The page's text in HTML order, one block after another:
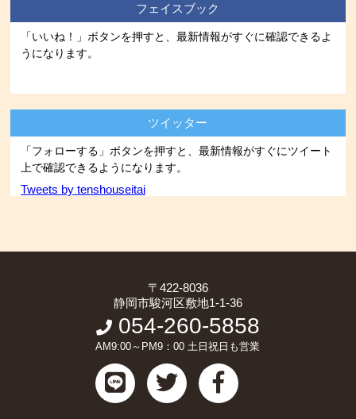
フェイスブック
「いいね！」ボタンを押すと、最新情報がすぐに確認できるよ
うになります。
ツイッター
「フォローする」ボタンを押すと、最新情報がすぐにツイート
上で確認できるようになります。
Tweets by tenshouseitai
〒422-8036
静岡市駿河区敷地1-1-36
054-260-5858
AM9:00～PM9：00 土日祝日も営業